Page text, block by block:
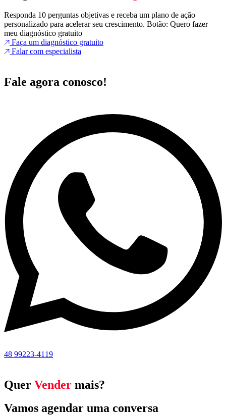
Responda 10 perguntas objetivas e receba um plano de ação
personalizado para acelerar seu crescimento. Botão: Quero fazer
meu diagnóstico gratuito
Faça um diagnóstico gratuito
Falar com especialista
Fale agora conosco!
48 99223-4119
Quer Vender mais?
Vamos agendar uma conversa